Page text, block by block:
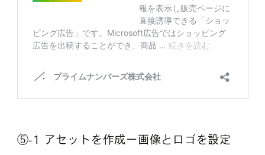
⑤-1 アセットを作成ー画像とロゴを設定